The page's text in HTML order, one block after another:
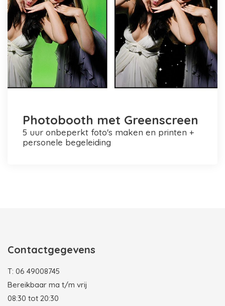
Photobooth met Greenscreen
5 uur onbeperkt foto's maken en printen +
personele begeleiding
Contactgegevens
T: 06 49008745
Bereikbaar ma t/m vrij
08:30 tot 20:30